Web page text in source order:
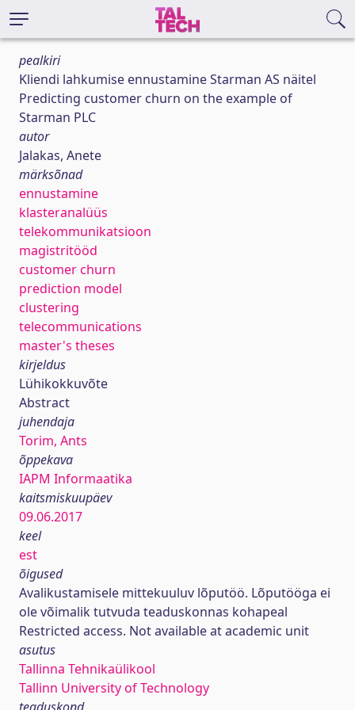
pealkiri
Kliendi lahkumise ennustamine Starman AS näitel
Predicting customer churn on the example of
Starman PLC
autor
Jalakas, Anete
märksõnad
ennustamine
klasteranalüüs
telekommunikatsioon
magistritööd
customer churn
prediction model
clustering
telecommunications
master's theses
kirjeldus
Lühikokkuvõte
Abstract
juhendaja
Torim, Ants
õppekava
IAPM Informaatika
kaitsmiskuupäev
09.06.2017
keel
est
õigused
Avalikustamisele mittekuuluv lõputöö. Lõputööga ei
ole võimalik tutvuda teaduskonnas kohapeal
Restricted access. Not available at academic unit
asutus
Tallinna Tehnikaülikool
Tallinn University of Technology